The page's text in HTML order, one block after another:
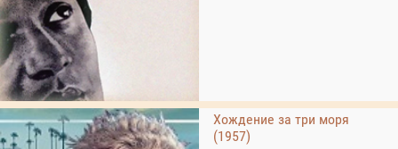
Хождение за три моря
(1957)